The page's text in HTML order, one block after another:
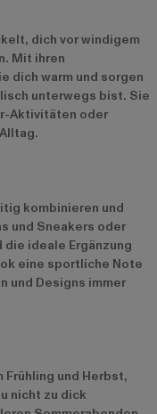
dich vor windigem
Mit ihren
dich warm und sorgen
unterwegs bist. Sie
Aktivitäten oder
kombinieren und
und Sneakers oder
ideale Ergänzung
eine sportliche Note
und Designs immer
und Herbst,
nicht zu dick